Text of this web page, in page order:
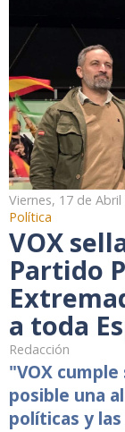
Viernes, 17 de
Política
VOX
Partido
a toda
Redacción
"VOX
posible una
políticas y